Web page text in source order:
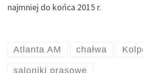
najmniej do końca 2015 r.
Atlanta AM chałwa
saloniki prasowe